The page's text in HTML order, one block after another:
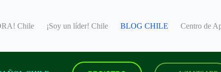
Chile ¡Soy un líder! Chile BLOG CHILE Centro de